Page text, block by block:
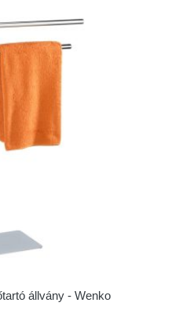
állvány - Wenko